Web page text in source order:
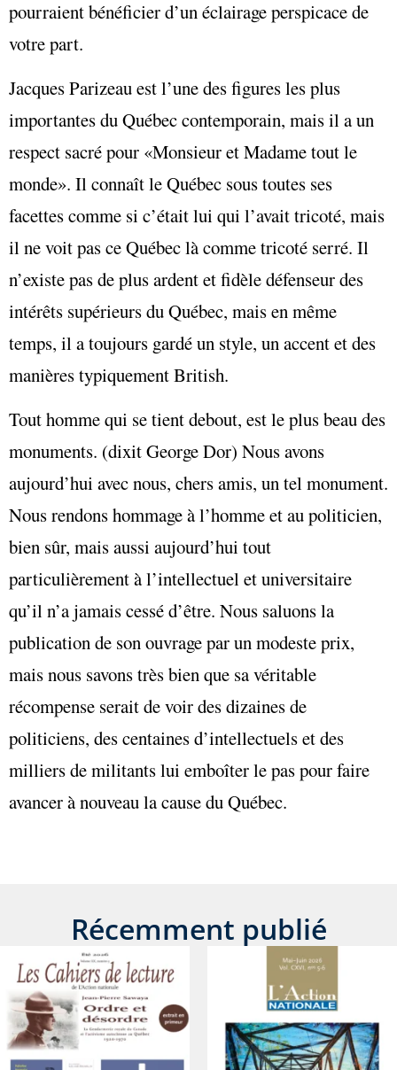
pourraient bénéficier d’un éclairage perspicace de
votre part.
Jacques Parizeau est l’une des figures les plus
importantes du Québec contemporain, mais il a un
respect sacré pour «Monsieur et Madame tout le
monde». Il connaît le Québec sous toutes ses
facettes comme si c’était lui qui l’avait tricoté, mais
il ne voit pas ce Québec là comme tricoté serré. Il
n’existe pas de plus ardent et fidèle défenseur des
intérêts supérieurs du Québec, mais en même
temps, il a toujours gardé un style, un accent et des
manières typiquement British.
Tout homme qui se tient debout, est le plus beau des
monuments. (dixit George Dor) Nous avons
aujourd’hui avec nous, chers amis, un tel monument.
Nous rendons hommage à l’homme et au politicien,
bien sûr, mais aussi aujourd’hui tout
particulièrement à l’intellectuel et universitaire
qu’il n’a jamais cessé d’être. Nous saluons la
publication de son ouvrage par un modeste prix,
mais nous savons très bien que sa véritable
récompense serait de voir des dizaines de
politiciens, des centaines d’intellectuels et des
milliers de militants lui emboîter le pas pour faire
avancer à nouveau la cause du Québec.
Récemment publié